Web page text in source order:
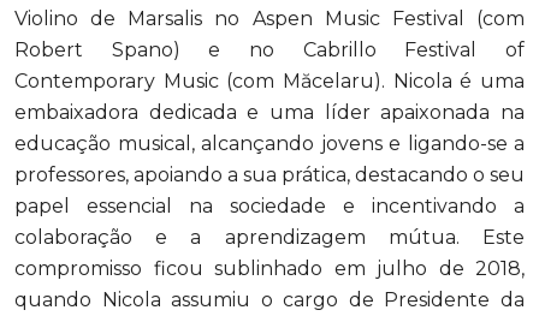
Violino de Marsalis no Aspen Music Festival (com
Robert Spano) e no Cabrillo Festival of
Contemporary Music (com Măcelaru). Nicola é uma
embaixadora dedicada e uma líder apaixonada na
educação musical, alcançando jovens e ligando-se a
professores, apoiando a sua prática, destacando o seu
papel essencial na sociedade e incentivando a
colaboração e a aprendizagem mútua. Este
compromisso ficou sublinhado em julho de 2018,
quando Nicola assumiu o cargo de Presidente da